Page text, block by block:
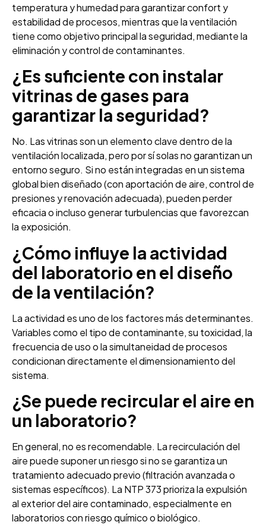
temperatura y humedad para garantizar confort y
estabilidad de procesos, mientras que la ventilación
tiene como objetivo principal la seguridad, mediante la
eliminación y control de contaminantes.
¿Es suficiente con instalar
vitrinas de gases para
garantizar la seguridad?
No. Las vitrinas son un elemento clave dentro de la
ventilación localizada, pero por sí solas no garantizan un
entorno seguro. Si no están integradas en un sistema
global bien diseñado (con aportación de aire, control de
presiones y renovación adecuada), pueden perder
eficacia o incluso generar turbulencias que favorezcan
la exposición.
¿Cómo influye la actividad
del laboratorio en el diseño
de la ventilación?
La actividad es uno de los factores más determinantes.
Variables como el tipo de contaminante, su toxicidad, la
frecuencia de uso o la simultaneidad de procesos
condicionan directamente el dimensionamiento del
sistema.
¿Se puede recircular el aire en
un laboratorio?
En general, no es recomendable. La recirculación del
aire puede suponer un riesgo si no se garantiza un
tratamiento adecuado previo (filtración avanzada o
sistemas específicos). La NTP 373 prioriza la expulsión
al exterior del aire contaminado, especialmente en
laboratorios con riesgo químico o biológico.